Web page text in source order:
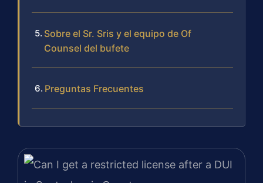
Sobre el Sr. Sris y el equipo de Of
Counsel del bufete
Preguntas Frecuentes